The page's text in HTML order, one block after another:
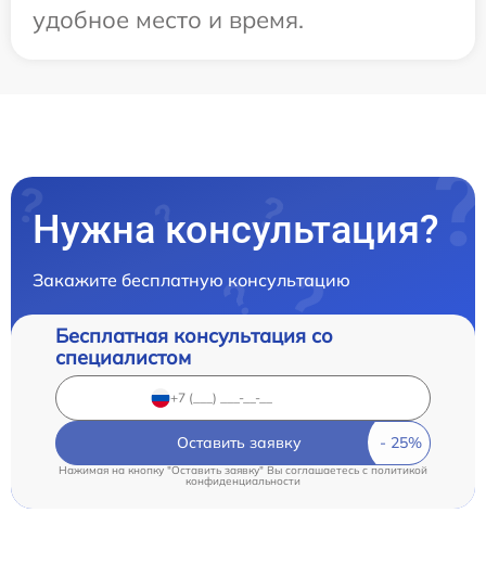
удобное место и время.
Нужна консультация?
Закажите бесплатную консультацию
Бесплатная консультация со
специалистом
Оставить заявку
Нажимая на кнопку "Оставить заявку" Вы соглашаетесь cполитикой
конфиденциальности